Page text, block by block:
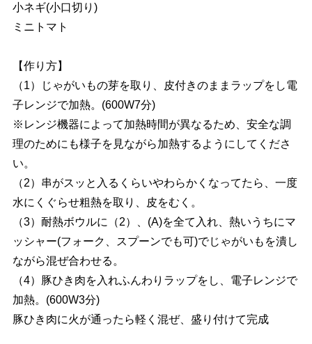
小ネギ(小口切り)
ミニトマト
【作り方】
（1）じゃがいもの芽を取り、皮付きのままラップをし電
子レンジで加熱。(600W7分)
※レンジ機器によって加熱時間が異なるため、安全な調
理のためにも様子を見ながら加熱するようにしてくださ
い。
（2）串がスッと入るくらいやわらかくなってたら、一度
水にくぐらせ粗熱を取り、皮をむく。
（3）耐熱ボウルに（2）、(A)を全て入れ、熱いうちにマ
ッシャー(フォーク、スプーンでも可)でじゃがいもを潰し
ながら混ぜ合わせる。
（4）豚ひき肉を入れふんわりラップをし、電子レンジで
加熱。(600W3分)
豚ひき肉に火が通ったら軽く混ぜ、盛り付けて完成